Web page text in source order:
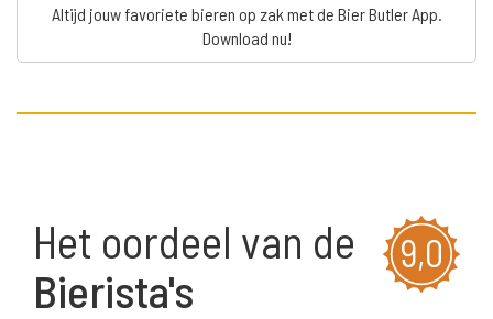
Altijd jouw favoriete bieren op zak met de Bier Butler App.
Download nu!
9,0
Het oordeel van de
Bierista's